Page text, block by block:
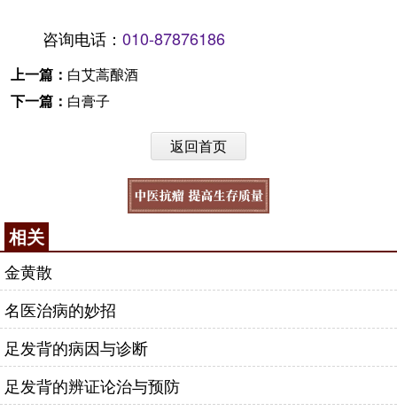
咨询电话： 010-87876186
上一篇： 白艾蒿酿酒
下一篇： 白膏子
返回首页
相关
金黄散
名医治病的妙招
足发背的病因与诊断
足发背的辨证论治与预防